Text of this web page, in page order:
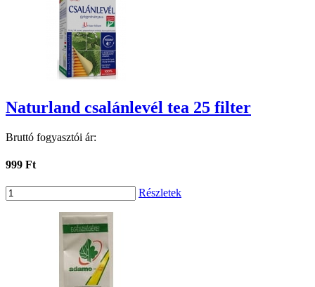
Naturland csalánlevél tea 25 filter
Bruttó fogyasztói ár:
999 Ft
Részletek